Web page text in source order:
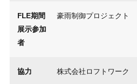
FLE期間
展示参加
者
豪雨制御プロジェクト
協力 株式会社ロフトワーク